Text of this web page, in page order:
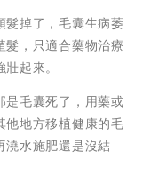
髮掉了，毛囊生病萎
，只適合藥物治療
起來。
是毛囊死了，用藥或
他地方移植健康的毛
澆水施肥還是沒結